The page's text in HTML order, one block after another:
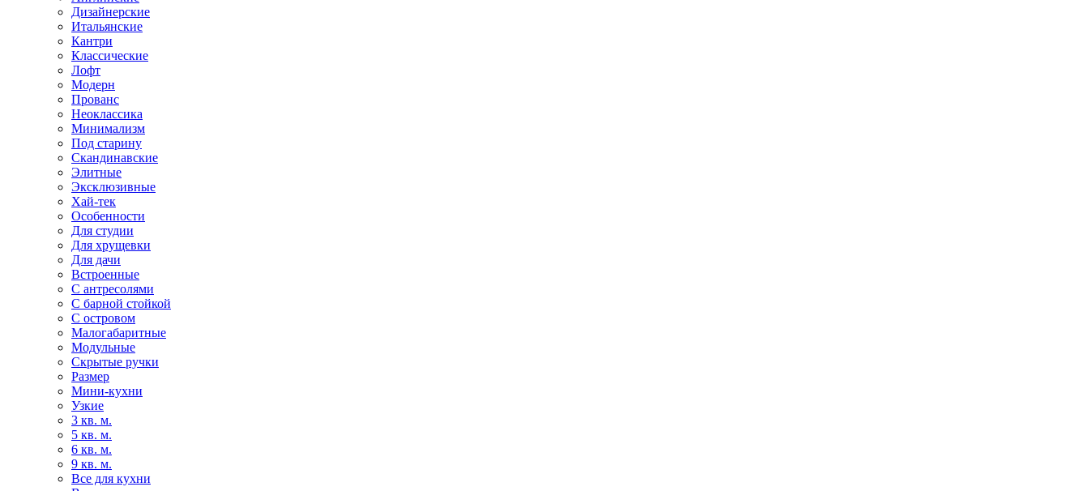
Дизайнерские
Итальянские
Кантри
Классические
Лофт
Модерн
Прованс
Неоклассика
Минимализм
Под старину
Скандинавские
Элитные
Эксклюзивные
Хай-тек
Особенности
Для студии
Для хрущевки
Для дачи
Встроенные
С антресолями
С барной стойкой
С островом
Малогабаритные
Модульные
Скрытые ручки
Размер
Мини-кухни
Узкие
3 кв. м.
5 кв. м.
6 кв. м.
9 кв. м.
Все для кухни